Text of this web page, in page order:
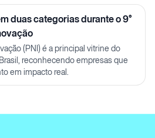
duas categorias durante o 9°
(PNI) é a principal vitrine do
reconhecendo empresas que
em impacto real.